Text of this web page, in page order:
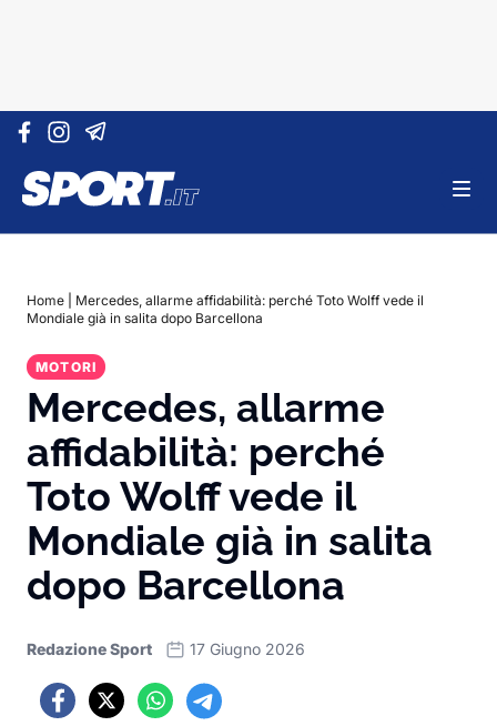
Vai al contenuto
Home
Mercedes, allarme affidabilità: perché Toto Wolff vede il
Mondiale già in salita dopo Barcellona
MOTORI
Mercedes, allarme
affidabilità: perché
Toto Wolff vede il
Mondiale già in salita
dopo Barcellona
Redazione Sport 17 Giugno 2026